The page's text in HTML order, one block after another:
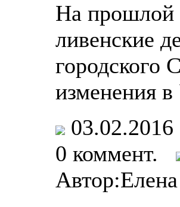
На прошлой
ливенские
городского
изменения в
0 коммент.